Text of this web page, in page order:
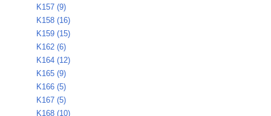
K157 (9)
K158 (16)
K159 (15)
K162 (6)
K164 (12)
K165 (9)
K166 (5)
K167 (5)
K168 (10)